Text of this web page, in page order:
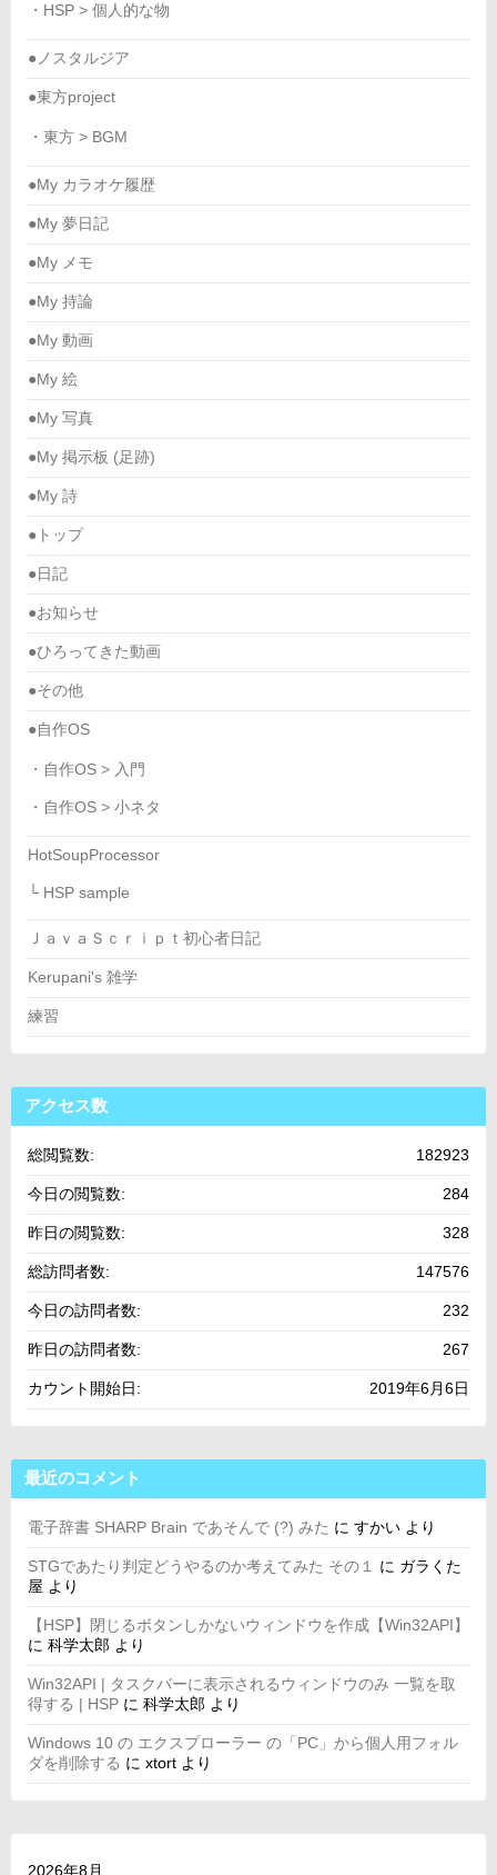
・HSP > 個人的な物
●ノスタルジア
●東方project
・東方 > BGM
●My カラオケ履歴
●My 夢日記
●My メモ
●My 持論
●My 動画
●My 絵
●My 写真
●My 掲示板 (足跡)
●My 詩
●トップ
●日記
●お知らせ
●ひろってきた動画
●その他
●自作OS
・自作OS > 入門
・自作OS > 小ネタ
HotSoupProcessor
└ HSP sample
ＪａｖａＳｃｒｉｐｔ初心者日記
Kerupani's 雑学
練習
アクセス数
182923
総閲覧数:
284
今日の閲覧数:
328
昨日の閲覧数:
147576
総訪問者数:
232
今日の訪問者数:
267
昨日の訪問者数:
2019年6月6日
カウント開始日:
最近のコメント
電子辞書 SHARP Brain であそんで (?) みた に すかい より
STGであたり判定どうやるのか考えてみた その１ に ガラくた
屋 より
【HSP】閉じるボタンしかないウィンドウを作成【Win32API】
に 科学太郎 より
Win32API | タスクバーに表示されるウィンドウのみ 一覧を取
得する | HSP に 科学太郎 より
Windows 10 の エクスプローラー の「PC」から個人用フォル
ダを削除する に xtort より
2026年8月